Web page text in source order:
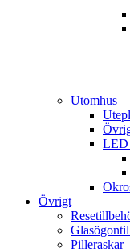
Utomhus
LED
Övrigt
Pilleraskar